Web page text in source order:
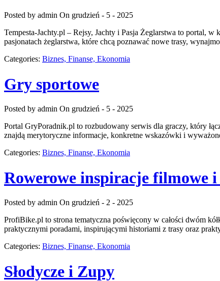
Posted by admin On grudzień - 5 - 2025
Tempesta-Jachty.pl – Rejsy, Jachty i Pasja Żeglarstwa to portal,
pasjonatach żeglarstwa, które chcą poznawać nowe trasy,
Categories: Biznes, Finanse, Ekonomia
Gry sportowe
Posted by admin On grudzień - 5 - 2025
Portal GryPoradnik.pl to rozbudowany serwis dla graczy, który
znajdą merytoryczne informacje, konkretne wskazówki i
Categories: Biznes, Finanse, Ekonomia
Rowerowe inspiracje filmowe
Posted by admin On grudzień - 2 - 2025
ProfiBike.pl to strona tematyczna poświęcony w całości dwóm
praktycznymi poradami, inspirującymi historiami z trasy oraz
Categories: Biznes, Finanse, Ekonomia
Słodycze i Zupy